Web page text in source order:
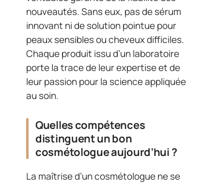
nouveautés. Sans eux, pas de sérum
innovant ni de solution pointue pour
peaux sensibles ou cheveux difficiles.
Chaque produit issu d’un laboratoire
porte la trace de leur expertise et de
leur passion pour la science appliquée
au soin.
Quelles compétences
distinguent un bon
cosmétologue aujourd’hui ?
La maîtrise d’un cosmétologue ne se